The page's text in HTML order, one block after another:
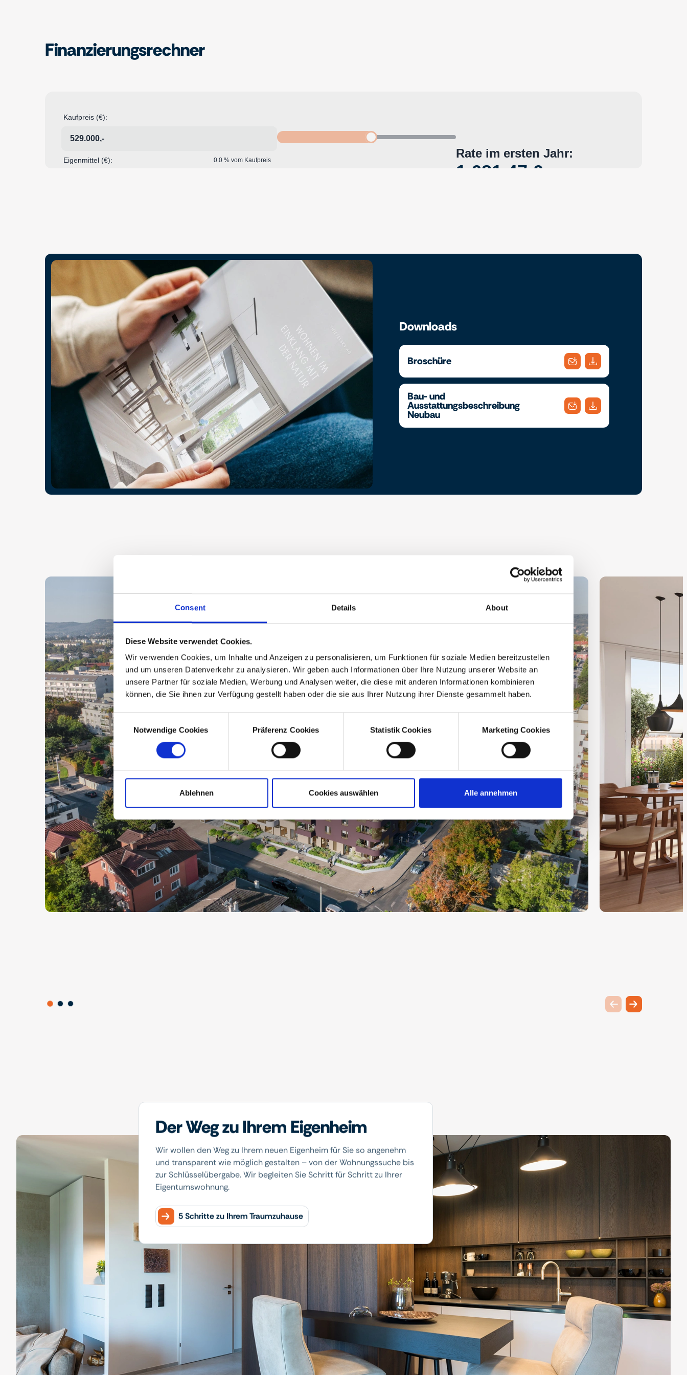
Consent Details About
Diese Website verwendet Cookies.
Wir verwenden Cookies, um Inhalte und Anzeigen zu personalisieren, um Funktionen für soziale Medien bereitzustellen
und um unseren Datenverkehr zu analysieren. Wir geben auch Informationen über Ihre Nutzung unserer Website an
unsere Partner für soziale Medien, Werbung und Analysen weiter, die diese mit anderen Informationen kombinieren
können, die Sie ihnen zur Verfügung gestellt haben oder die sie aus Ihrer Nutzung ihrer Dienste gesammelt haben.
Consent
SelectionNotwendige Cookies Präferenz Cookies Statistik Cookies Marketing Cookies
Ablehnen Cookies auswählen Alle annehmen
Finanzierungsrechner
Downloads
Broschüre
Bau- und
Ausstattungsbeschreibung
Neubau
Previous slide
Next slide
Der Weg zu Ihrem Eigenheim
Wir wollen den Weg zu Ihrem neuen Eigenheim für Sie so angenehm
und transparent wie möglich gestalten – von der Wohnungssuche bis
zur Schlüsselübergabe. Wir begleiten Sie Schritt für Schritt zu Ihrer
Eigentumswohnung.
5 Schritte zu Ihrem Traumzuhause